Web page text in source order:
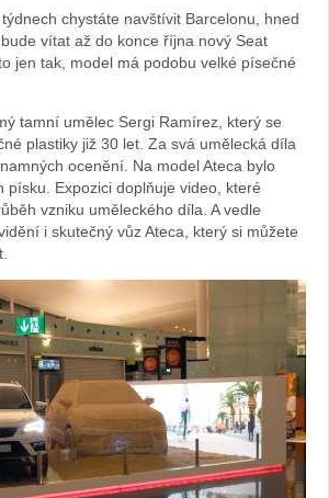
chystáte navštívit Barcelonu, hned
vítat až do konce října nový Seat
jen tak, model má podobu velké písečné
tamní umělec Sergi Ramírez, který se
plastiky již 30 let. Za svá umělecká díla
ocenění. Na model Ateca bylo
písku. Expozici doplňuje video, které
vzniku uměleckého díla. A vedle
i skutečný vůz Ateca, který si můžete